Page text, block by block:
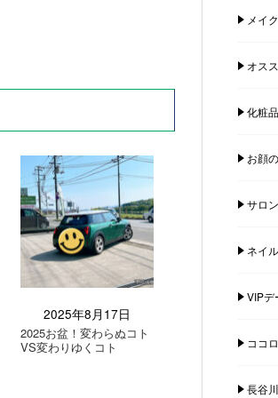
2025年8月17日
2025お盆！変わらぬコト
VS変わりゆくコト
メイク
オス
化粧品
お顔
サロ
ネイル
VIPデ
ココ
長谷